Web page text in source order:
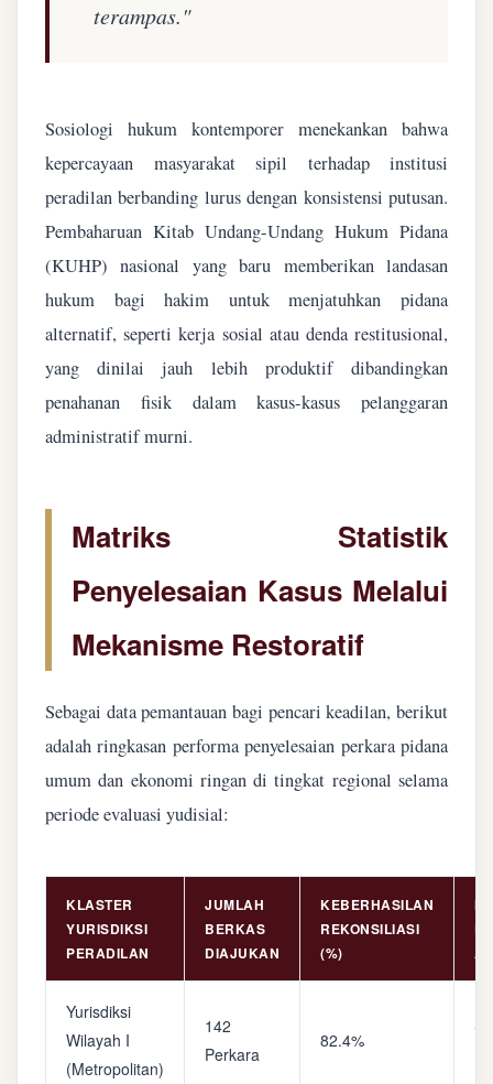
terampas."
Sosiologi hukum kontemporer menekankan bahwa
kepercayaan masyarakat sipil terhadap institusi
peradilan berbanding lurus dengan konsistensi putusan.
Pembaharuan Kitab Undang-Undang Hukum Pidana
(KUHP) nasional yang baru memberikan landasan
hukum bagi hakim untuk menjatuhkan pidana
alternatif, seperti kerja sosial atau denda restitusional,
yang dinilai jauh lebih produktif dibandingkan
penahanan fisik dalam kasus-kasus pelanggaran
administratif murni.
Matriks Statistik
Penyelesaian Kasus Melalui
Mekanisme Restoratif
Sebagai data pemantauan bagi pencari keadilan, berikut
adalah ringkasan performa penyelesaian perkara pidana
umum dan ekonomi ringan di tingkat regional selama
periode evaluasi yudisial:
KLASTER
YURISDIKSI
PERADILAN
JUMLAH
BERKAS
DIAJUKAN
KEBERHASILAN
REKONSILIASI
(%)
Yurisdiksi
Wilayah I
(Metropolitan)
142
Perkara
82.4%